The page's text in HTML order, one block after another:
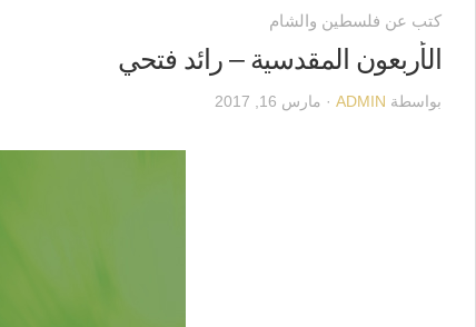
كتب عن فلسطين والشام
الأربعون المقدسية – رائد فتحي
بواسطة ADMIN · مارس 16, 2017